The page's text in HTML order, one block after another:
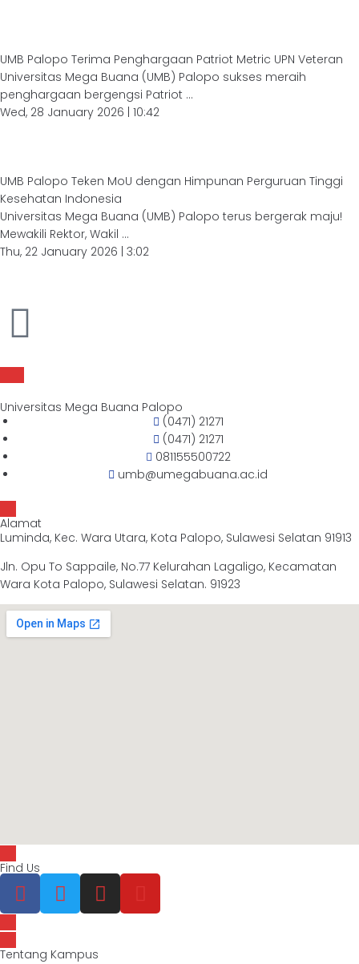
UMB Palopo Terima Penghargaan Patriot Metric UPN Veteran
Universitas Mega Buana (UMB) Palopo sukses meraih
penghargaan bergengsi Patriot ...
Wed, 28 January 2026 | 10:42
UMB Palopo Teken MoU dengan Himpunan Perguruan Tinggi
Kesehatan Indonesia
Universitas Mega Buana (UMB) Palopo terus bergerak maju!
Mewakili Rektor, Wakil ...
Thu, 22 January 2026 | 3:02
Universitas Mega Buana Palopo
(0471) 21271
(0471) 21271
081155500722
umb@umegabuana.ac.id
Alamat
Luminda, Kec. Wara Utara, Kota Palopo, Sulawesi Selatan 91913
Jln. Opu To Sappaile, No.77 Kelurahan Lagaligo, Kecamatan
Wara Kota Palopo, Sulawesi Selatan. 91923
Find Us
Tentang Kampus